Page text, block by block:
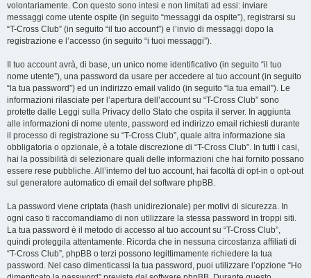
volontariamente. Con questo sono intesi e non limitati ad essi: inviare
messaggi come utente ospite (in seguito “messaggi da ospite”), registrarsi su
“T-Cross Club” (in seguito “il tuo account”) e l’invio di messaggi dopo la
registrazione e l’accesso (in seguito “i tuoi messaggi”).
Il tuo account avrà, di base, un unico nome identificativo (in seguito “il tuo
nome utente”), una password da usare per accedere al tuo account (in seguito
“la tua password”) ed un indirizzo email valido (in seguito “la tua email”). Le
informazioni rilasciate per l’apertura dell’account su “T-Cross Club” sono
protette dalle Leggi sulla Privacy dello Stato che ospita il server. In aggiunta
alle informazioni di nome utente, password ed indirizzo email richiesti durante
il processo di registrazione su “T-Cross Club”, quale altra informazione sia
obbligatoria o opzionale, è a totale discrezione di “T-Cross Club”. In tutti i casi,
hai la possibilità di selezionare quali delle informazioni che hai fornito possano
essere rese pubbliche. All’interno del tuo account, hai facoltà di opt-in o opt-out
sul generatore automatico di email del software phpBB.
La password viene criptata (hash unidirezionale) per motivi di sicurezza. In
ogni caso ti raccomandiamo di non utilizzare la stessa password in troppi siti.
La tua password è il metodo di accesso al tuo account su “T-Cross Club”,
quindi proteggila attentamente. Ricorda che in nessuna circostanza affiliati di
“T-Cross Club”, phpBB o terzi possono legittimamente richiedere la tua
password. Nel caso dimenticassi la tua password, puoi utilizzare l’opzione “Ho